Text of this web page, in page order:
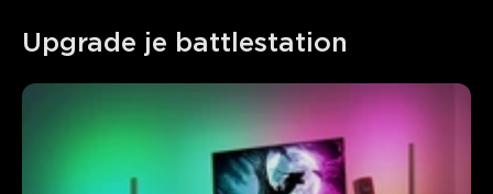
Upgrade je battlestation